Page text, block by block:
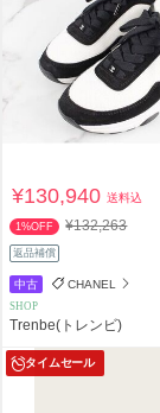
¥130,940送料込
1%OFF ¥132,263
返品補償
中古 CHANEL
SHOP
Trenbe(トレンビ)
タイムセール